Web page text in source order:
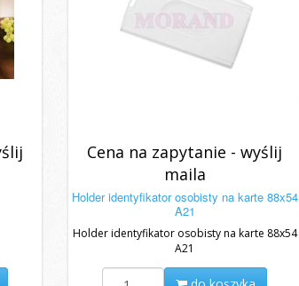
Cena na zapytanie - wyślij
maila
Holder identyfikator osobisty na karte 88x54
A21
Holder identyfikator osobisty na karte 88x54
A21